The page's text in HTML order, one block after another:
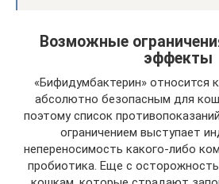
Возможные
эффекты
«Бифидумбактерин» относится
абсолютно безопасным для
поэтому список
ограничением выступает
непереносимость какого-либо
пробиотика. Еще с